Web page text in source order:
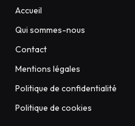
Accueil
Qui sommes-nous
Contact
Mentions légales
Politique de confidentialité
Politique de cookies